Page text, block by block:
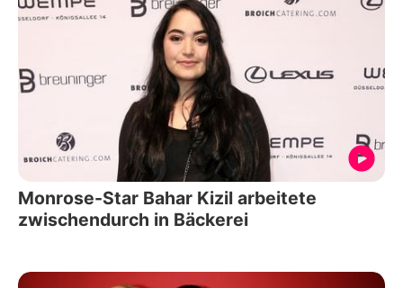
Monrose-Star Bahar Kizil arbeitete
zwischendurch in Bäckerei